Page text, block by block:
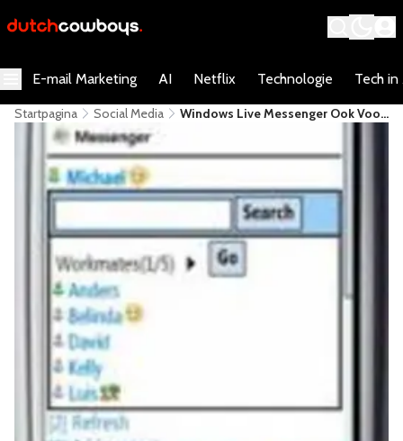
E-mail Marketing AI Netflix Technologie Tech in
Startpagina Social Media
Windows Live Messenger Ook Voor